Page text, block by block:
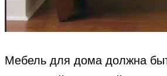
Мебель для дома должна